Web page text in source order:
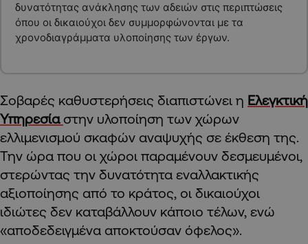
δυνατότητας ανάκλησης των αδειών στις περιπτώσεις
όπου οι δικαιούχοι δεν συμμορφώνονται με τα
χρονοδιαγράμματα υλοποίησης των έργων.
Σοβαρές καθυστερήσεις διαπιστώνει η Ελεγκτική
Υπηρεσία στην υλοποίηση των χώρων
ελλιμενισμού σκαφών αναψυχής σε έκθεση της.
Την ώρα που οι χώροι παραμένουν δεσμευμένοι,
στερώντας την δυνατότητα εναλλακτικής
αξιοποίησης από το κράτος, οι δικαιούχοι
ιδιώτες δεν καταβάλλουν κάποιο τέλων, ενώ
«αποδεδειγμένα αποκτούσαν όφελος».